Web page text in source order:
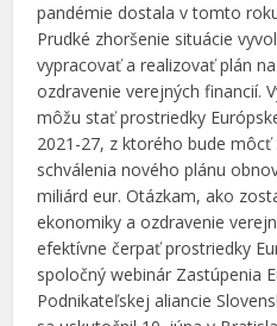
pandémie dostala v tomto
Prudké zhoršenie situácie
vypracovať a realizovať plán
ozdravenie verejných financií.
môžu stať prostriedky
2021-27, z ktorého bude môcť
schválenia nového plánu
miliárd eur. Otázkam, ako
ekonomiky a ozdravenie
efektívne čerpať prostriedky
spoločný webinár Zastúpenia
Podnikateľskej aliancie